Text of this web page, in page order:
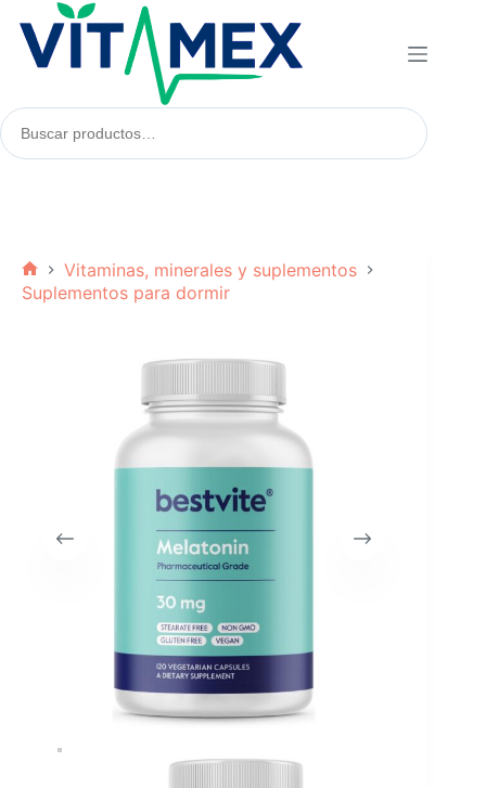
contenido
Buscar
productos:
Inicio
Vitaminas, minerales y suplementos
Suplementos para dormir